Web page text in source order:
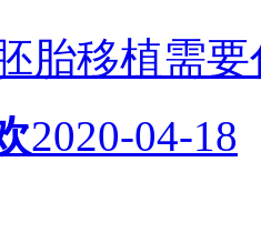
胎移植需
2020-04-18